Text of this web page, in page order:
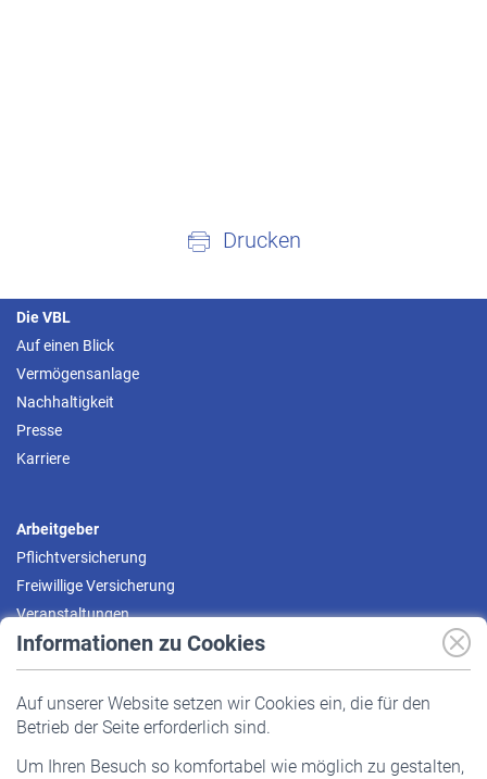
Informationen zu Cookies
Auf unserer Website setzen wir Cookies ein, die für den
Betrieb der Seite erforderlich sind.
Um Ihren Besuch so komfortabel wie möglich zu gestalten,
Drucken
Die VBL
Auf einen Blick
Vermögensanlage
Nachhaltigkeit
Presse
Karriere
Arbeitgeber
Pflichtversicherung
Freiwillige Versicherung
Veranstaltungen
Pflichtversicherung
Staatliche Förderung